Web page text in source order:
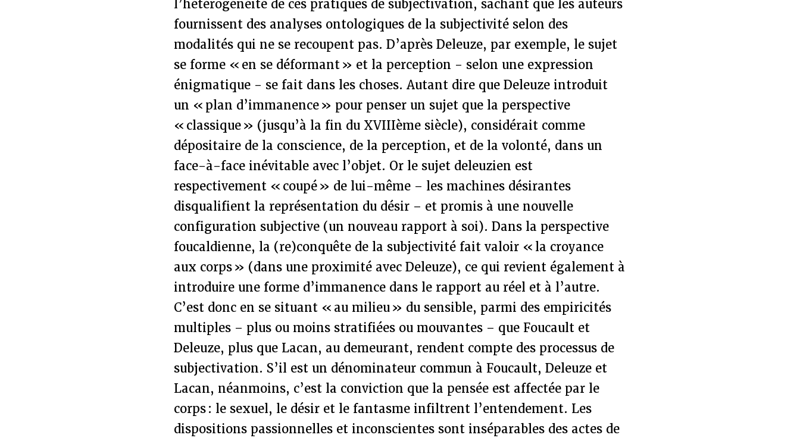
l’hétérogénéité de ces pratiques de subjectivation, sachant que les auteurs
fournissent des analyses ontologiques de la subjectivité selon des
modalités qui ne se recoupent pas. D’après Deleuze, par exemple, le sujet
se forme « en se déformant » et la perception - selon une expression
énigmatique - se fait dans les choses. Autant dire que Deleuze introduit
un « plan d’immanence » pour penser un sujet que la perspective
« classique » (jusqu’à la fin du XVIIIème siècle), considérait comme
dépositaire de la conscience, de la perception, et de la volonté, dans un
face-à-face inévitable avec l’objet. Or le sujet deleuzien est
respectivement « coupé » de lui-même – les machines désirantes
disqualifient la représentation du désir – et promis à une nouvelle
configuration subjective (un nouveau rapport à soi). Dans la perspective
foucaldienne, la (re)conquête de la subjectivité fait valoir « la croyance
aux corps » (dans une proximité avec Deleuze), ce qui revient également à
introduire une forme d’immanence dans le rapport au réel et à l’autre.
C’est donc en se situant « au milieu » du sensible, parmi des empiricités
multiples – plus ou moins stratifiées ou mouvantes – que Foucault et
Deleuze, plus que Lacan, au demeurant, rendent compte des processus de
subjectivation. S’il est un dénominateur commun à Foucault, Deleuze et
Lacan, néanmoins, c’est la conviction que la pensée est affectée par le
corps : le sexuel, le désir et le fantasme infiltrent l’entendement. Les
dispositions passionnelles et inconscientes sont inséparables des actes de